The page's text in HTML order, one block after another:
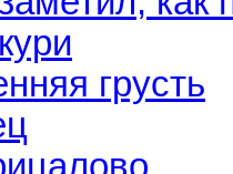
грусть